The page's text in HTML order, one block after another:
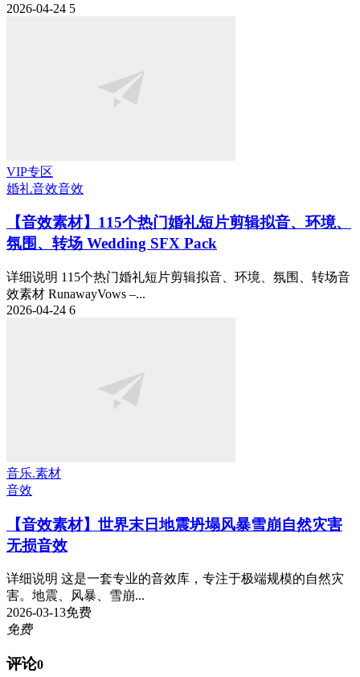
2026-04-24 5
VIP专区
婚礼音效音效
【音效素材】115个热门婚礼短片剪辑拟音、环境、
氛围、转场 Wedding SFX Pack
详细说明 115个热门婚礼短片剪辑拟音、环境、氛围、转场音
效素材 RunawayVows –...
2026-04-24 6
音乐.素材
音效
【音效素材】世界末日地震坍塌风暴雪崩自然灾害
无损音效
详细说明 这是一套专业的音效库，专注于极端规模的自然灾
害。地震、风暴、雪崩...
2026-03-13免费
免费
评论0